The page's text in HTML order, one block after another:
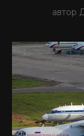
автор